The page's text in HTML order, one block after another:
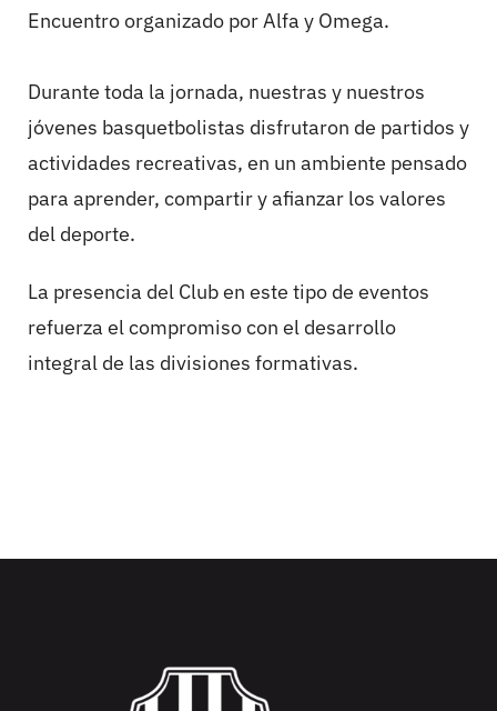
Encuentro organizado por Alfa y Omega.
Durante toda la jornada, nuestras y nuestros
jóvenes basquetbolistas disfrutaron de partidos y
actividades recreativas, en un ambiente pensado
para aprender, compartir y afianzar los valores
del deporte.
La presencia del Club en este tipo de eventos
refuerza el compromiso con el desarrollo
integral de las divisiones formativas.